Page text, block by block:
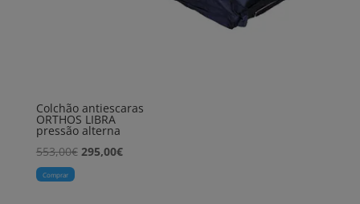
Colchão antiescaras
ORTHOS LIBRA
pressão alterna
553,00€ O
295,00€O
Comprar